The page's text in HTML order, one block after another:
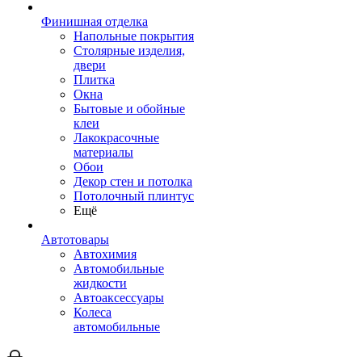
Финишная отделка
Напольные покрытия
Столярные изделия,
двери
Плитка
Окна
Бытовые и обойные
клеи
Лакокрасочные
материалы
Обои
Декор стен и потолка
Потолочный плинтус
Ещё
Автотовары
Автохимия
Автомобильные
жидкости
Автоаксессуары
Колеса
автомобильные